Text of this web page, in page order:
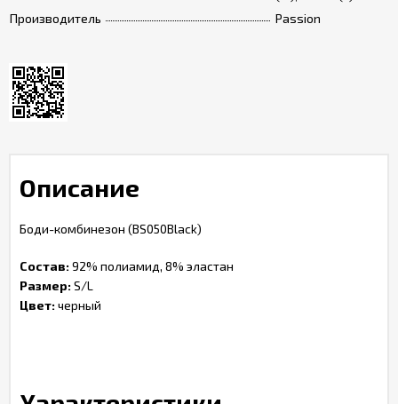
Производитель
Passion
Описание
Боди-комбинезон (BS050Black)
Состав:92% полиамид, 8% эластан
Размер:S/L
Цвет:черный